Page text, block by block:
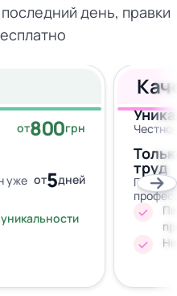
день, правки
от800грн
уже от5дней
труд